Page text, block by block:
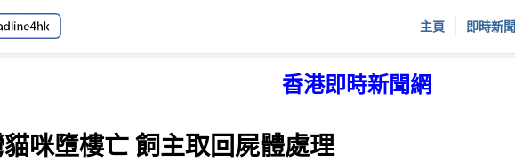
主頁 即時新聞
香港即時新聞網
咪墮樓亡 飼主取回屍體處理